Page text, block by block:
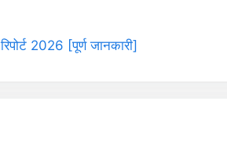
2026 [पूर्ण जानकारी]